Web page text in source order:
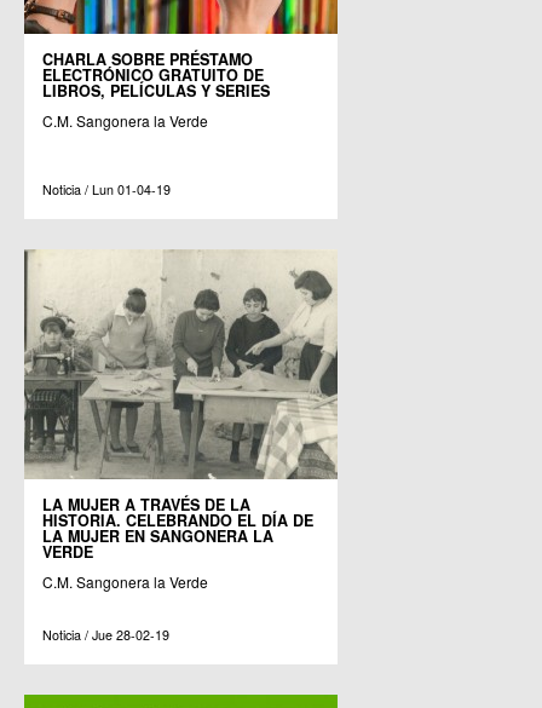
CHARLA SOBRE PRÉSTAMO
ELECTRÓNICO GRATUITO DE
LIBROS, PELÍCULAS Y SERIES
C.M. Sangonera la Verde
Noticia / Lun 01-04-19
LA MUJER A TRAVÉS DE LA
HISTORIA. CELEBRANDO EL DÍA DE
LA MUJER EN SANGONERA LA
VERDE
C.M. Sangonera la Verde
Noticia / Jue 28-02-19